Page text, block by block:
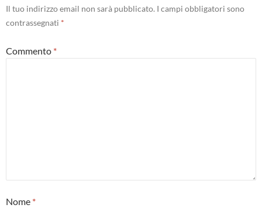
Il tuo indirizzo email non sarà pubblicato. I campi obbligatori sono
contrassegnati *
Commento *
Nome *